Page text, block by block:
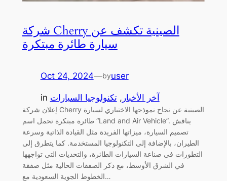
شركة Cherry الصينية تكشف عن
سيارة طائرة مبتكرة
Oct 24, 2024—byuser
in آخر الأخبار , تكنولوجيا السيارات
إعلان شركة Cherry الصينية عن نجاح نموذجها الاختباري لسيارة
طائرة مبتكرة تحمل اسم “Land and Air Vehicle”. يناقش
تصميم السيارة، ميزاتها الفريدة مثل القيادة الذاتية وسرعة
الطيران، بالإضافة إلى التكنولوجيا المستخدمة. كما يتطرق إلى
التطورات في صناعة السيارات الطائرة، والتحديات التي تواجهها
في الشرق الأوسط، مع ذكر الصفقات الحالية مثل صفقة
الخطوط الجوية السعودية مع…